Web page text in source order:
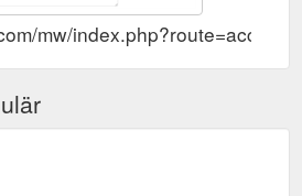
mw/